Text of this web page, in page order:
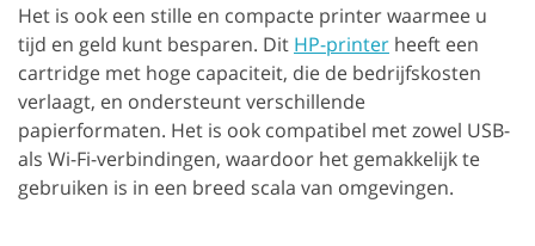
Het is ook een stille en compacte printer waarmee u
tijd en geld kunt besparen. Dit HP-printer heeft een
cartridge met hoge capaciteit, die de bedrijfskosten
verlaagt, en ondersteunt verschillende
papierformaten. Het is ook compatibel met zowel USB-
als Wi-Fi-verbindingen, waardoor het gemakkelijk te
gebruiken is in een breed scala van omgevingen.